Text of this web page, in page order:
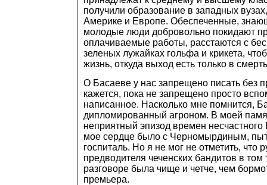
получили образование в западных
Америке и Европе. Обеспеченные,
молодые люди добровольно покидают
оплачиваемые работы, расстаются с
зеленых лужайках гольфа и крикета,
жизнь, откуда выход есть только в
О Басаеве у нас запрещено писать без
кажется, пока не запрещено просто
написанное. Насколько мне помнится,
дипломированный агроном. В моей
неприятный эпизод времен несчастного
мое сердце было с Черномырдиным,
госпиталь. Но я не мог не отметить, что
предводителя чеченских бандитов в
разговоре была чище и четче, чем
премьера.